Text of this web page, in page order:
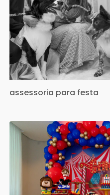
assessoria para festa